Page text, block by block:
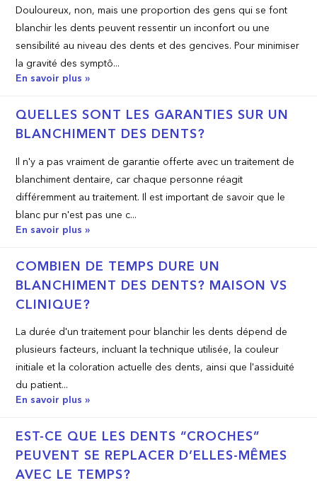
Douloureux, non, mais une proportion des gens qui se font
blanchir les dents peuvent ressentir un inconfort ou une
sensibilité au niveau des dents et des gencives. Pour minimiser
la gravité des symptô...
En savoir plus »
QUELLES SONT LES GARANTIES SUR UN
BLANCHIMENT DES DENTS?
Il n'y a pas vraiment de garantie offerte avec un traitement de
blanchiment dentaire, car chaque personne réagit
différemment au traitement. Il est important de savoir que le
blanc pur n'est pas une c...
En savoir plus »
COMBIEN DE TEMPS DURE UN
BLANCHIMENT DES DENTS? MAISON VS
CLINIQUE?
La durée d'un traitement pour blanchir les dents dépend de
plusieurs facteurs, incluant la technique utilisée, la couleur
initiale et la coloration actuelle des dents, ainsi que l'assiduité
du patient...
En savoir plus »
EST-CE QUE LES DENTS “CROCHES”
PEUVENT SE REPLACER D’ELLES-MÊMES
AVEC LE TEMPS?